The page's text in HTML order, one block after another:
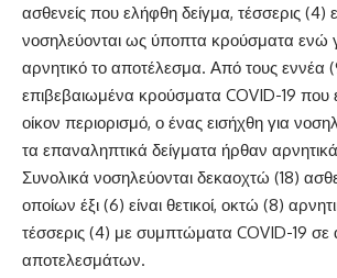
ασθενείς που ελήφθη δείγμα, τέσσερις (4)
νοσηλεύονται ως ύποπτα κρούσματα ενώ
αρνητικό το αποτέλεσμα. Από τους εννέα
επιβεβαιωμένα κρούσματα COVID-19 που
οίκον περιορισμό, ο ένας εισήχθη για
τα επαναληπτικά δείγματα ήρθαν
Συνολικά νοσηλεύονται δεκαοχτώ (18)
οποίων έξι (6) είναι θετικοί, οκτώ (8)
τέσσερις (4) με συμπτώματα COVID-19 σε
αποτελεσμάτων.